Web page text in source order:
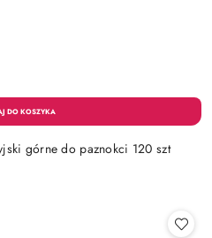
górne do paznokci 120 szt